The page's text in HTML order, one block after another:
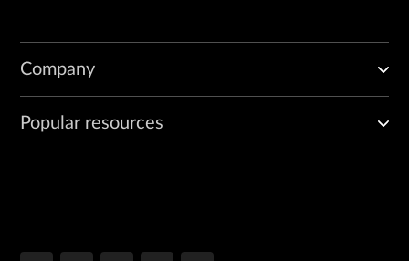
Company
Popular resources